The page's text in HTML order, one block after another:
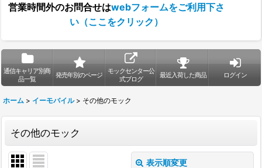
営業時間外のお問合せはwebフォームをご利用下さ
い（ここをクリック）
通信キャリア別商
品一覧
発売年別のページ
モックセンター公
式ブログ
最近入荷した商品 ログイン
ホーム > イーモバイル > その他のモック
その他のモック
表示順変更